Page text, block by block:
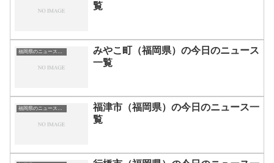
覧
福岡県のニュース一覧
みやこ町（福岡県）の今日のニュース
一覧
福岡県のニュース一覧
福津市（福岡県）の今日のニュース一
覧